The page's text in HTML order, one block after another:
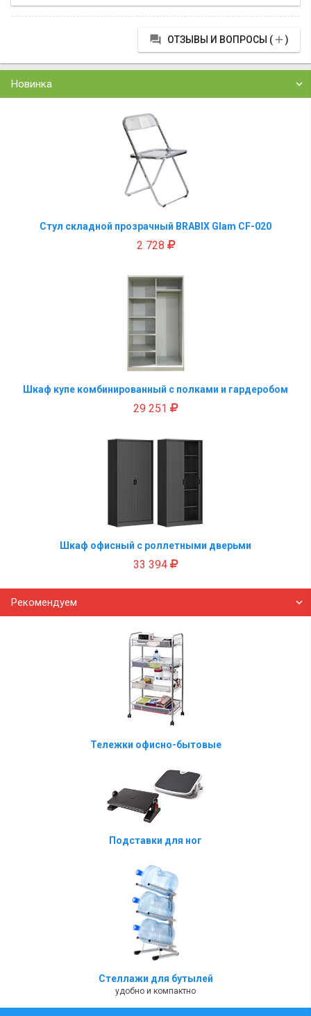
 ОТЗЫВЫ И ВОПРОСЫ ()
Новинка
Стул складной прозрачный BRABIX Glam CF-020
2 728
Шкаф купе комбинированный с полками и гардеробом
29 251
Шкаф офисный с роллетными дверьми
33 394
Рекомендуем
Тележки офисно-бытовые
Подставки для ног
Стеллажи для бутылей
удобно и компактно